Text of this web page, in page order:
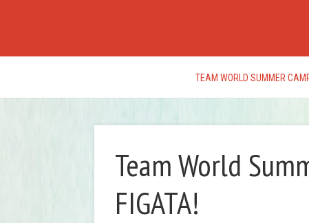
TEAM WORLD SUMMER
Team World
FIGATA!